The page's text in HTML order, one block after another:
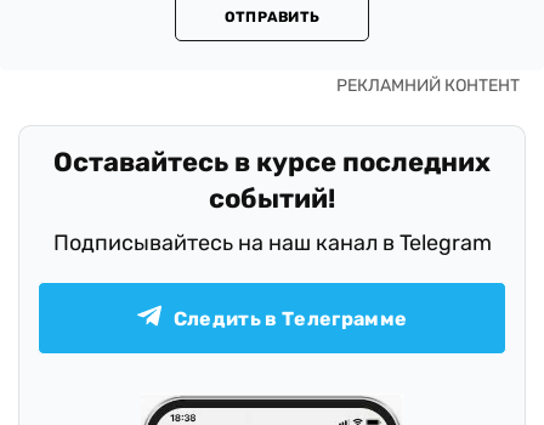
ОТПРАВИТЬ
Оставайтесь в курсе последних
событий!
Подписывайтесь на наш канал в Telegram
Следить в Телеграмме